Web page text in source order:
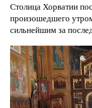
Столица Хорватии
произошедшего
сильнейшим за